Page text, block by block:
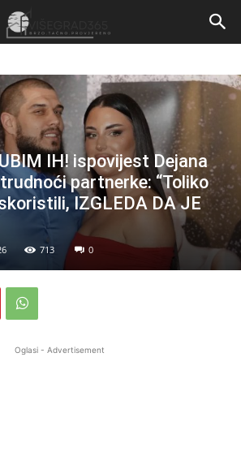
IH! ispovijest Dejana
partnerke: “Toliko
IZGLEDA DA JE
713 0
Oglasi - Advertisement